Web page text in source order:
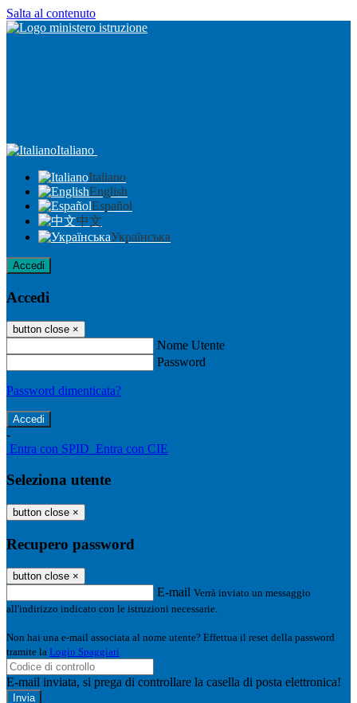
Salta al contenuto
Italiano
Italiano
English
Español
中文
Українська
Accedi
Accedi
button close ×
Nome Utente
Password
Password dimenticata?
-
Entra con SPID Entra con CIE
Seleziona utente
button close ×
Recupero password
button close ×
E-mail Verrà inviato un messaggio
all'indirizzo indicato con le istruzioni necessarie.
Non hai una e-mail associata al nome utente? Effettua il reset della password
tramite la Login Spaggiari
E-mail inviata, si prega di controllare la casella di posta elettronica!